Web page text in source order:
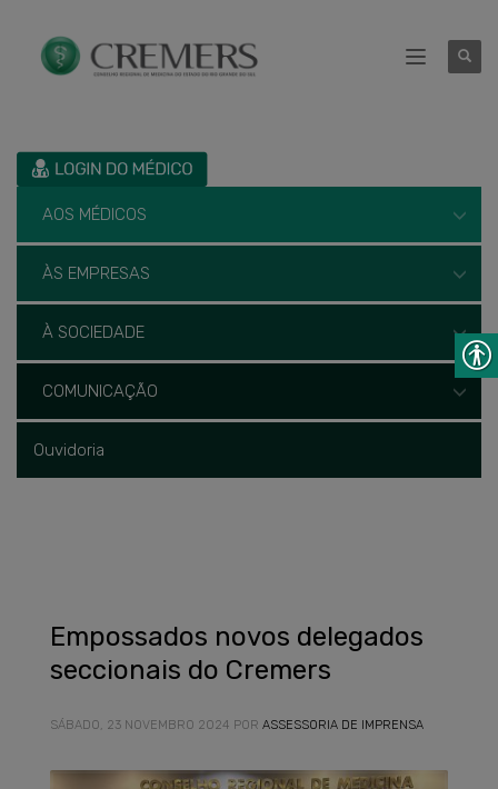
AOS MÉDICOS
ÀS EMPRESAS
À SOCIEDADE
COMUNICAÇÃO
Ouvidoria
Empossados novos delegados
seccionais do Cremers
SÁBADO, 23 NOVEMBRO 2024 POR ASSESSORIA DE IMPRENSA